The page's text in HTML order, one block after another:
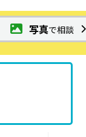
写真で相談